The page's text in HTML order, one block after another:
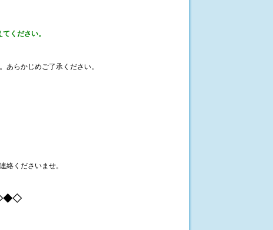
ください。
あらかじめご了承ください。
絡くださいませ。